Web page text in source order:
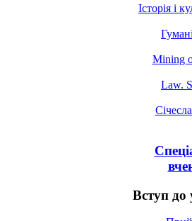
Історія і
Mining
Law.
Вступ до